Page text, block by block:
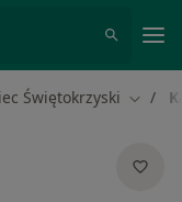
Świętokrzyski Zmień